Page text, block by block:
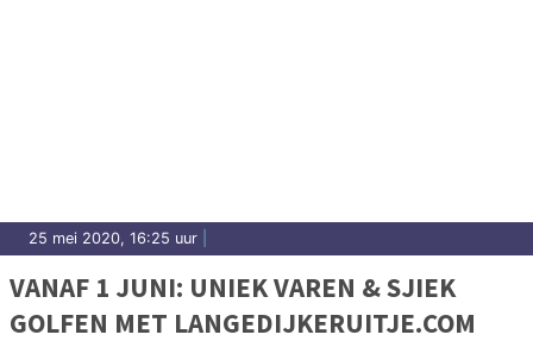
25 mei 2020, 16:25 uur
VANAF 1 JUNI: UNIEK VAREN & SJIEK
GOLFEN MET LANGEDIJKERUITJE.COM